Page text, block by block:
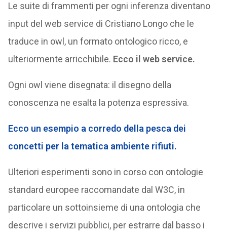
Le suite di frammenti per ogni inferenza diventano
input del web service di Cristiano Longo che le
traduce in owl, un formato ontologico ricco, e
ulteriormente arricchibile. Ecco il web service.
Ogni owl viene disegnata: il disegno della
conoscenza ne esalta la potenza espressiva.
Ecco un esempio a corredo della pesca dei
concetti per la tematica ambiente rifiuti.
Ulteriori esperimenti sono in corso con ontologie
standard europee raccomandate dal W3C, in
particolare un sottoinsieme di una ontologia che
descrive i servizi pubblici, per estrarre dal basso i